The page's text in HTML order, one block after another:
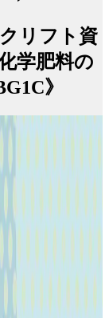
リフト資
学肥料の
》